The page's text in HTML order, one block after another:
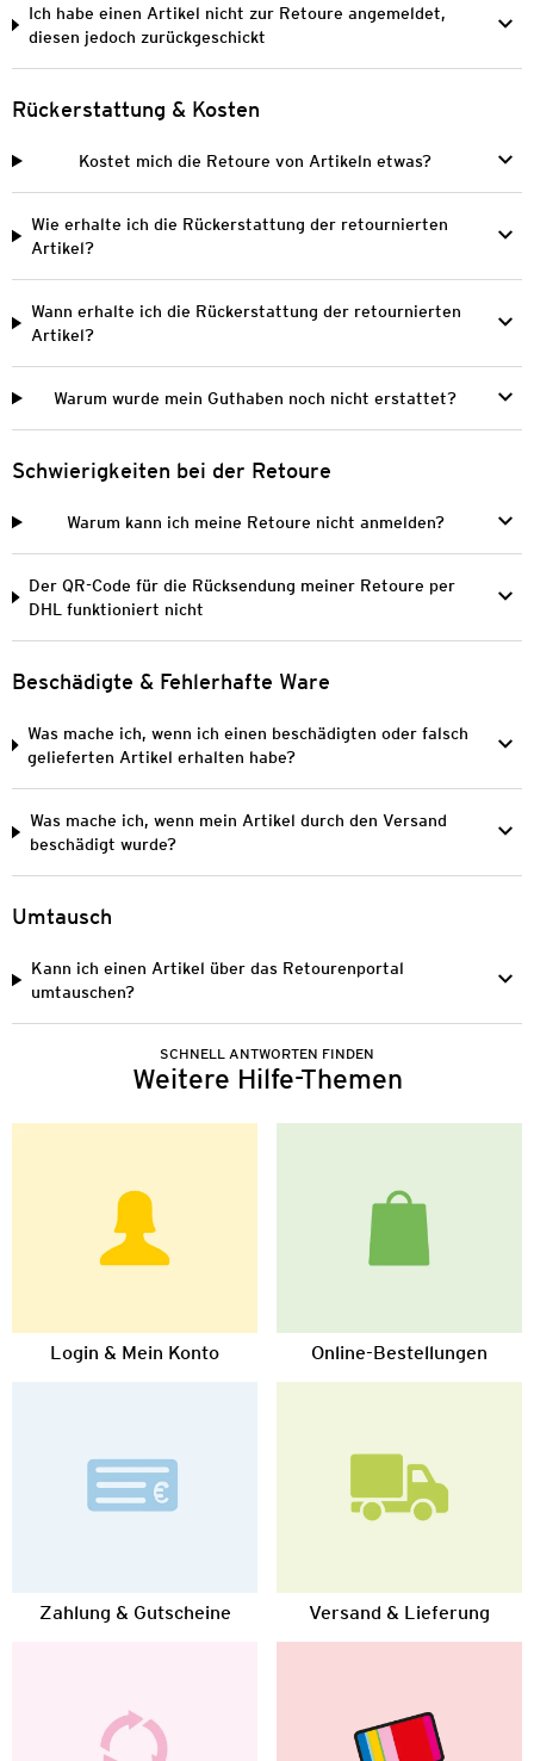
Ich habe einen Artikel nicht zur Retoure angemeldet,
diesen jedoch zurückgeschickt
Rückerstattung & Kosten
Kostet mich die Retoure von Artikeln etwas?
Wie erhalte ich die Rückerstattung der retournierten
Artikel?
Wann erhalte ich die Rückerstattung der retournierten
Artikel?
Warum wurde mein Guthaben noch nicht erstattet?
Schwierigkeiten bei der Retoure
Warum kann ich meine Retoure nicht anmelden?
Der QR-Code für die Rücksendung meiner Retoure per
DHL funktioniert nicht
Beschädigte & Fehlerhafte Ware
Was mache ich, wenn ich einen beschädigten oder falsch
gelieferten Artikel erhalten habe?
Was mache ich, wenn mein Artikel durch den Versand
beschädigt wurde?
Umtausch
Kann ich einen Artikel über das Retourenportal
umtauschen?
SCHNELL ANTWORTEN FINDEN
Weitere Hilfe-Themen
Login & Mein Konto Online-Bestellungen
Zahlung & Gutscheine Versand & Lieferung